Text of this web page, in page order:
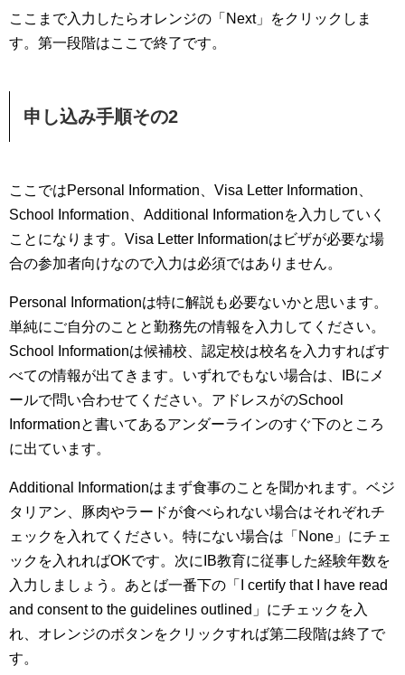
ここまで入力したらオレンジの「Next」をクリックしま
す。第一段階はここで終了です。
申し込み手順その2
ここではPersonal Information、Visa Letter Information、
School Information、Additional Informationを入力していく
ことになります。Visa Letter Informationはビザが必要な場
合の参加者向けなので入力は必須ではありません。
Personal Informationは特に解説も必要ないかと思います。
単純にご自分のことと勤務先の情報を入力してください。
School Informationは候補校、認定校は校名を入力すればす
べての情報が出てきます。いずれでもない場合は、IBにメ
ールで問い合わせてください。アドレスがのSchool
Informationと書いてあるアンダーラインのすぐ下のところ
に出ています。
Additional Informationはまず食事のことを聞かれます。ベジ
タリアン、豚肉やラードが食べられない場合はそれぞれチ
ェックを入れてください。特にない場合は「None」にチェ
ックを入れればOKです。次にIB教育に従事した経験年数を
入力しましょう。あとば一番下の「I certify that I have read
and consent to the guidelines outlined」にチェックを入
れ、オレンジのボタンをクリックすれば第二段階は終了で
す。